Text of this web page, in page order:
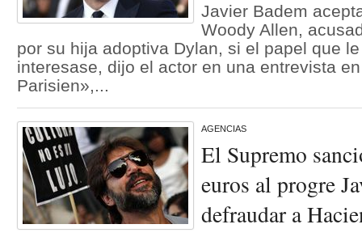
Javier Badem
Woody Allen,
por su hija adoptiva Dylan, si el papel que
interesase, dijo el actor en una entrevista
Parisien»,...
AGENCIAS
El Supremo
euros al progre
defraudar a